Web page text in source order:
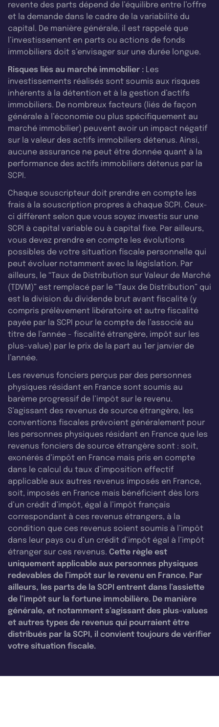
revente des parts dépend de l’équilibre entre l’offre
et la demande dans le cadre de la variabilité du
capital. De manière générale, il est rappelé que
l’investissement en parts ou actions de fonds
immobiliers doit s’envisager sur une durée longue.
Risques liés au marché immobilier : Les
investissements réalisés sont soumis aux risques
inhérents à la détention et à la gestion d’actifs
immobiliers. De nombreux facteurs (liés de façon
générale à l’économie ou plus spécifiquement au
marché immobilier) peuvent avoir un impact négatif
sur la valeur des actifs immobiliers détenus. Ainsi,
aucune assurance ne peut être donnée quant à la
performance des actifs immobiliers détenus par la
SCPI.
Chaque souscripteur doit prendre en compte les
frais à la souscription propres à chaque SCPI. Ceux-
ci diffèrent selon que vous soyez investis sur une
SCPI à capital variable ou à capital fixe. Par ailleurs,
vous devez prendre en compte les évolutions
possibles de votre situation fiscale personnelle qui
peut évoluer notamment avec la législation. Par
ailleurs, le “Taux de Distribution sur Valeur de Marché
(TDVM)” est remplacé par le “Taux de Distribution” qui
est la division du dividende brut avant fiscalité (y
compris prélèvement libératoire et autre fiscalité
payée par la SCPI pour le compte de l’associé au
titre de l’année - fiscalité étrangère, impôt sur les
plus-value) par le prix de la part au 1er janvier de
l’année.
Les revenus fonciers perçus par des personnes
physiques résidant en France sont soumis au
barème progressif de l’impôt sur le revenu.
S’agissant des revenus de source étrangère, les
conventions fiscales prévoient généralement pour
les personnes physiques résidant en France que les
revenus fonciers de source étrangère sont : soit,
exonérés d’impôt en France mais pris en compte
dans le calcul du taux d’imposition effectif
applicable aux autres revenus imposés en France,
soit, imposés en France mais bénéficient dès lors
d’un crédit d’impôt, égal à l’impôt français
correspondant à ces revenus étrangers, à la
condition que ces revenus soient soumis à l’impôt
dans leur pays ou d’un crédit d’impôt égal à l’impôt
étranger sur ces revenus. Cette règle est
uniquement applicable aux personnes physiques
redevables de l’impôt sur le revenu en France. Par
ailleurs, les parts de la SCPI entrent dans l’assiette
de l’impôt sur la fortune immobilière. De manière
générale, et notamment s’agissant des plus-values
et autres types de revenus qui pourraient être
distribués par la SCPI, il convient toujours de vérifier
votre situation fiscale.